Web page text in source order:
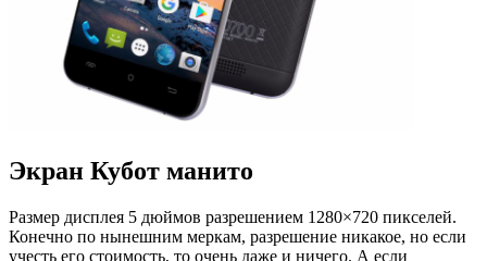
Экран Кубот манито
Размер дисплея 5 дюймов разрешением 1280×720 пикселей.
Конечно по нынешним меркам, разрешение никакое, но если
учесть его стоимость, то очень даже и ничего. А если